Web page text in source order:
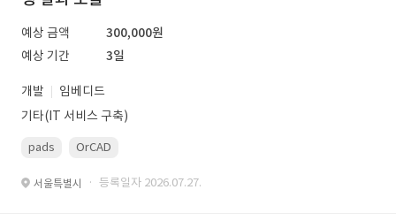
예상 금액
300,000원
예상 기간
3일
개발
임베디드
기타(IT 서비스 구축)
pads OrCAD
서울특별시 · 등록일자 2026.07.27.